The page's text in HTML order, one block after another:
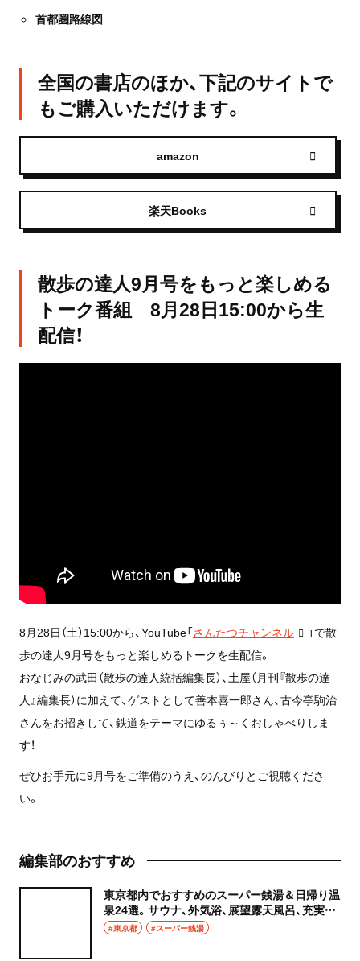
首都圏路線図
全国の書店のほか、下記のサイトで
もご購入いただけます。
amazon
楽天Books
散歩の達人9月号をもっと楽しめる
トーク番組 8月28日15:00から生
配信！
8月28日（土）15:00から、YouTube「さんたつチャンネル
」で散
歩の達人9月号をもっと楽しめるトークを生配信。
おなじみの武田（散歩の達人統括編集長）、土屋（月刊『散歩の達
人』編集長）に加えて、ゲストとして善本喜一郎さん、古今亭駒治
さんをお招きして、鉄道をテーマにゆるぅ～くおしゃべりしま
す！
ぜひお手元に9月号をご準備のうえ、のんびりとご視聴くださ
い。
編集部のおすすめ
東京都内でおすすめのスーパー銭湯＆日帰り温
泉24選。サウナ、外気浴、展望露天風呂、充実の
癒やし空間へ
#東京都 #スーパー銭湯